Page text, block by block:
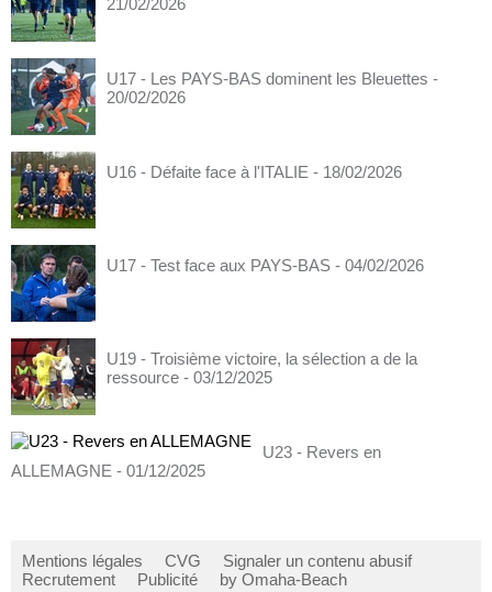
21/02/2026
U17 - Les PAYS-BAS dominent les Bleuettes -
20/02/2026
U16 - Défaite face à l'ITALIE - 18/02/2026
U17 - Test face aux PAYS-BAS - 04/02/2026
U19 - Troisième victoire, la sélection a de la
ressource - 03/12/2025
U23 - Revers en
ALLEMAGNE - 01/12/2025
Mentions légales CVG
Signaler un contenu abusif
Recrutement
Publicité by Omaha-Beach